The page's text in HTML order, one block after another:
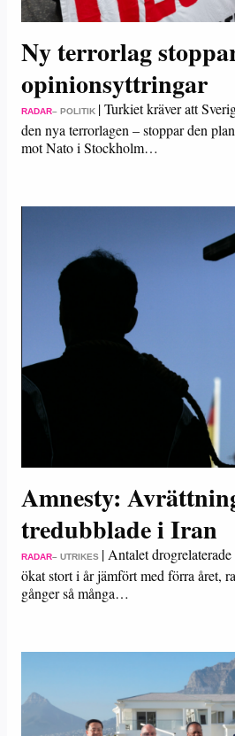
Ny terrorlag
opinionsyttringar
RADAR– POLITIK |Turkiet kräver att
den nya terrorlagen – stoppar den
mot Nato i Stockholm…
Amnesty:
tredubblade i Iran
RADAR– UTRIKES | Antalet
ökat stort i år jämfört med förra året,
gånger så många…